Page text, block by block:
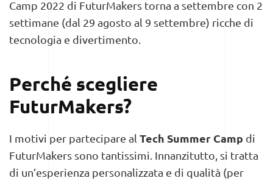
Camp 2022 di FuturMakers torna a settembre con 2
settimane (dal 29 agosto al 9 settembre) ricche di
tecnologia e divertimento.
Perché scegliere
FuturMakers?
I motivi per partecipare al Tech Summer Camp di
FuturMakers sono tantissimi. Innanzitutto, si tratta
di un’esperienza personalizzata e di qualità (per